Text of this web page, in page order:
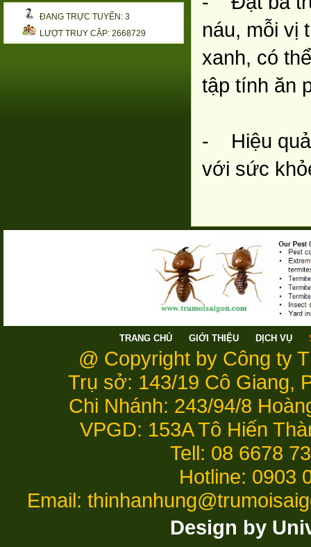
ĐANG TRỰC TUYẾN: 3
LƯỢT TRUY CẬP: 2668729
náu, mỗi vị
xanh, có
tập tính ăn
- Hiệu quả
với sức
TRANG CHỦ GIỚI THIỆU DỊCH VỤ
@ Copyright by Công ty
Trụ sở: 143/19 Cô Giang,
Chi Nhánh: 243/94/8
VPGD: 153A Tô Hiến
Tell: 08 6678
Hotline: 0903
Email:
Design by